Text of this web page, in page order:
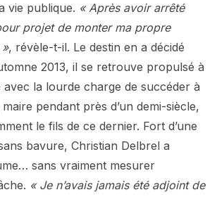
vie publique. « Après avoir arrêté
projet de monter ma propre
, révèle-t-il. Le destin en a décidé
2013, il se retrouve propulsé à
avec la lourde charge de succéder à
pendant près d’un demi-siècle,
le fils de ce dernier. Fort d’une
bavure, Christian Delbrel a
sans vraiment mesurer
« Je n’avais jamais été adjoint de